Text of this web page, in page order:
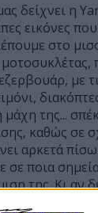
δείχνει η
εικόνες
στο
με
μάχη της...
καθώς σε
αρκετά
ποια
της. Κι αν
είναι ένα